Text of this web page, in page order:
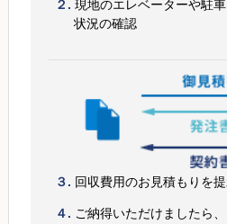
２.現地のエレベーターや駐
状況の確認
３. 回収費用のお見積もりを
４. ご納得いただけましたら